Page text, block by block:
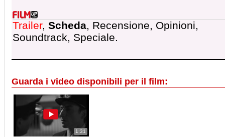
Trailer, Scheda, Recensione, Opinioni,
Soundtrack, Speciale.
Guarda i video disponibili per il film:
1:31